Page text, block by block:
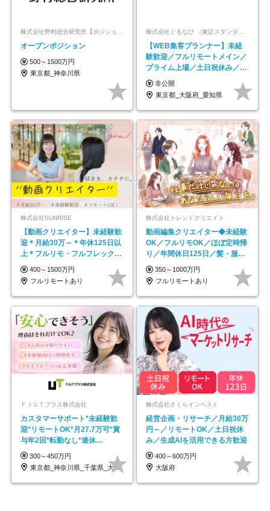
オープンポジション
500～1500万円
東京都_神奈川県
株式会社ぐるなび （東証スタンダード上場）
【WEB集客プランナー】未経
験歓迎／フルリモートメイン／
プライム上場／土日祝休み／東
京・大阪・名古屋
非公開
東京都_大阪府_愛知県
株式会社SUNRISE
【動画クリエイター】未経験歓
迎＊月給30万～＊年休125日以
上＊フルリモ・フルフレックス
◆10名の採用が決定◆
400～1500万円
フルリモートあり
株式会社トレンドクリエイト
動画編集クリエイター◆未経験
OK／フルリモOK／ほぼ定時帰
り／年間休日125日／髪・服・
ネイル自由／副業OK
350～1000万円
フルリモートあり
ＦＪＵＴプラス株式会社
カスタマーサポート*未経験歓
迎*リモートOK*月27.7万可*賞
与年2回*転勤なし*連休
OK/ZE010232
300～450万円
東京都_神奈川県_千葉県_大阪府_愛知県…
株式会社さくらインベスト
経営企画・リサーチ／月給30万
円～／リモートOK／土日祝休
み／生成AIを活用できる方歓迎
400～600万円
大阪府